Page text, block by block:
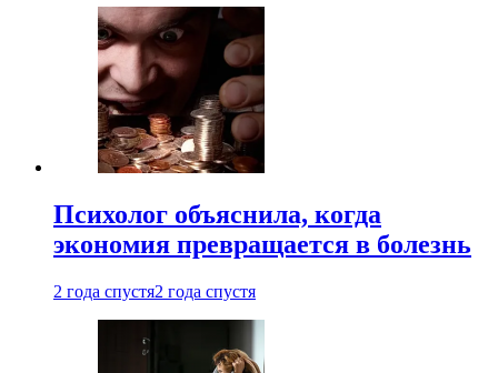
Психолог объяснила, когда
экономия превращается в болезнь
2 года спустя2 года спустя